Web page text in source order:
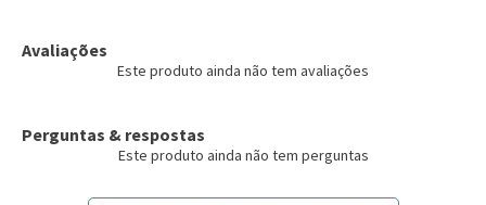
Avaliações
Este produto ainda não tem avaliações
Perguntas & respostas
Este produto ainda não tem perguntas